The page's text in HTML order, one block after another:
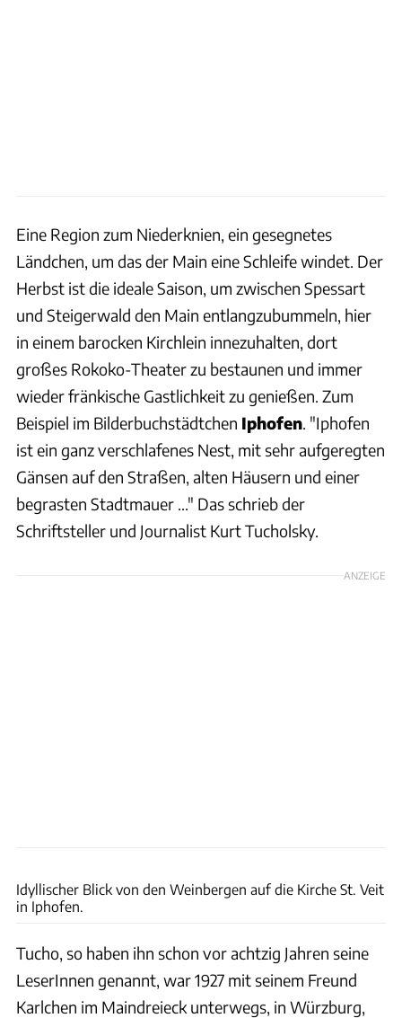
Eine Region zum Niederknien, ein gesegnetes
Ländchen, um das der Main eine Schleife windet. Der
Herbst ist die ideale Saison, um zwischen Spessart
und Steigerwald den Main entlangzubummeln, hier
in einem barocken Kirchlein innezuhalten, dort
großes Rokoko-Theater zu bestaunen und immer
wieder fränkische Gastlichkeit zu genießen. Zum
Beispiel im Bilderbuchstädtchen Iphofen . "Iphofen
ist ein ganz verschlafenes Nest, mit sehr aufgeregten
Gänsen auf den Straßen, alten Häusern und einer
begrasten Stadtmauer ..." Das schrieb der
Schriftsteller und Journalist Kurt Tucholsky.
ANZEIGE
Idyllischer Blick von den Weinbergen auf die Kirche St. Veit
in Iphofen.
Tucho, so haben ihn schon vor achtzig Jahren seine
LeserInnen genannt, war 1927 mit seinem Freund
Karlchen im Maindreieck unterwegs, in Würzburg,